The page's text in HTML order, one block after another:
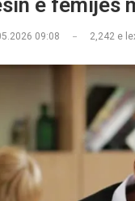
e fëmijës
09:08 2,242e